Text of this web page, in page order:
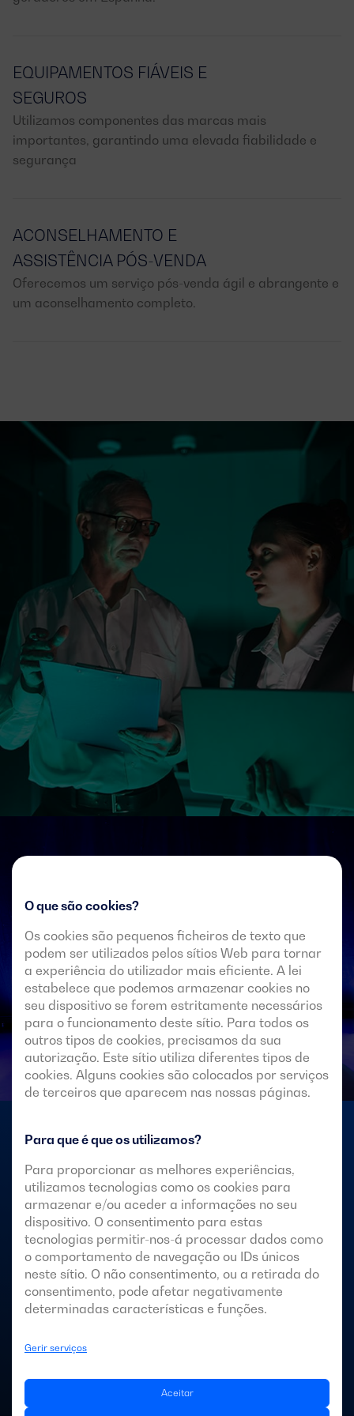
O que são cookies?
Os cookies são pequenos ficheiros de texto que
podem ser utilizados pelos sítios Web para tornar
a experiência do utilizador mais eficiente. A lei
estabelece que podemos armazenar cookies no
seu dispositivo se forem estritamente necessários
para o funcionamento deste sítio. Para todos os
outros tipos de cookies, precisamos da sua
autorização. Este sítio utiliza diferentes tipos de
cookies. Alguns cookies são colocados por serviços
de terceiros que aparecem nas nossas páginas.
Para que é que os utilizamos?
Para proporcionar as melhores experiências,
utilizamos tecnologias como os cookies para
armazenar e/ou aceder a informações no seu
dispositivo. O consentimento para estas
tecnologias permitir-nos-á processar dados como
o comportamento de navegação ou IDs únicos
neste sítio. O não consentimento, ou a retirada do
consentimento, pode afetar negativamente
determinadas características e funções.
Gerir serviços
Aceitar
EQUIPAMENTOS FIÁVEIS E
SEGUROS
Utilizamos componentes das marcas mais
importantes, garantindo uma elevada fiabilidade e
segurança
ACONSELHAMENTO E
ASSISTÊNCIA PÓS-VENDA
Oferecemos um serviço pós-venda ágil e abrangente e
um aconselhamento completo.
Grupos geradores para todos
os setores
Onde quer que haja um desafio tecnológico, irá
encontrar-nos com uma nova solução energética.
Aplicações